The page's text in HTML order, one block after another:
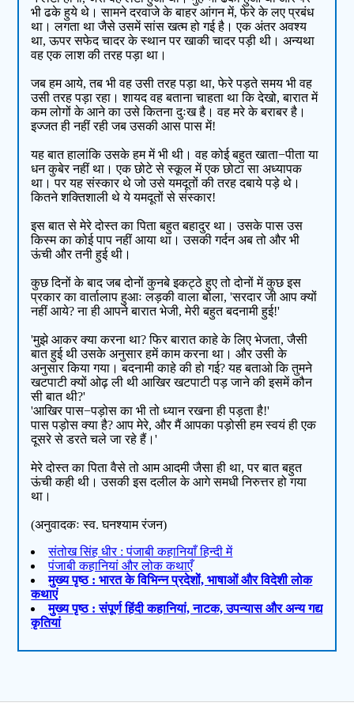
भी ढके हुये थे। सामने दरवाजे के बाहर आंगन में, फेरे के लए प्रबंध
था। लगता था जैसे उसमें सांस खत्म हो गई है। एक अंतर अवश्य
था, ऊपर सफेद चादर के स्थान पर खाकी चादर पड़ी थी। अन्यथा
वह एक लाश की तरह पड़ा था।
जब हम आये, तब भी वह उसी तरह पड़ा था, फेरे पड़ते समय भी वह
उसी तरह पड़ा रहा। शायद वह बताना चाहता था कि देखो, बारात में
कम लोगों के आने का उसे कितना दुःख है। वह मरे के बराबर है।
इज्जत ही नहीं रही जब उसकी आस पास में!
यह बात हालांकि उसके हम में भी थी। वह कोई बहुत खाता−पीता या
धन कुबेर नहीं था। एक छोटे से स्कूल में एक छोटा सा अध्यापक
था। पर यह संस्कार थे जो उसे यमदूतों की तरह दबाये पड़े थे।
कितने शक्तिशाली थे ये यमदूतों से संस्कार!
इस बात से मेरे दोस्त का पिता बहुत बहादुर था। उसके पास उस
किस्म का कोई पाप नहीं आया था। उसकी गर्दन अब तो और भी
ऊंची और तनी हुई थी।
कुछ दिनों के बाद जब दोनों कुनबे इकट्ठे हुए तो दोनों में कुछ इस
प्रकार का वार्तालाप हुआः लड़की वाला बोला, 'सरदार जी आप क्यों
नहीं आये? ना ही आपने बारात भेजी, मेरी बहुत बदनामी हुई!'
'मुझे आकर क्या करना था? फिर बारात काहे के लिए भेजता, जैसी
बात हुई थी उसके अनुसार हमें काम करना था। और उसी के
अनुसार किया गया। बदनामी काहे की हो गई? यह बताओ कि तुमने
खटपाटी क्यों ओढ़ ली थी आखिर खटपाटी पड़ जाने की इसमें कौन
सी बात थी?'
'आखिर पास−पड़ोस का भी तो ध्यान रखना ही पड़ता है!'
पास पड़ोस क्या है? आप मेरे, और मैं आपका पड़ोसी हम स्वयं ही एक
दूसरे से डरते चले जा रहे हैं।'
मेरे दोस्त का पिता वैसे तो आम आदमी जैसा ही था, पर बात बहुत
ऊंची कही थी। उसकी इस दलील के आगे समधी निरुत्तर हो गया
था।
(अनुवादकः स्व. घनश्याम रंजन)
संतोख सिंह धीर : पंजाबी कहानियाँ हिन्दी में
पंजाबी कहानियां और लोक कथाएँ
मुख्य पृष्ठ : भारत के विभिन्न प्रदेशों, भाषाओं और विदेशी लोक
कथाएं
मुख्य पृष्ठ : संपूर्ण हिंदी कहानियां, नाटक, उपन्यास और अन्य गद्य
कृतियां